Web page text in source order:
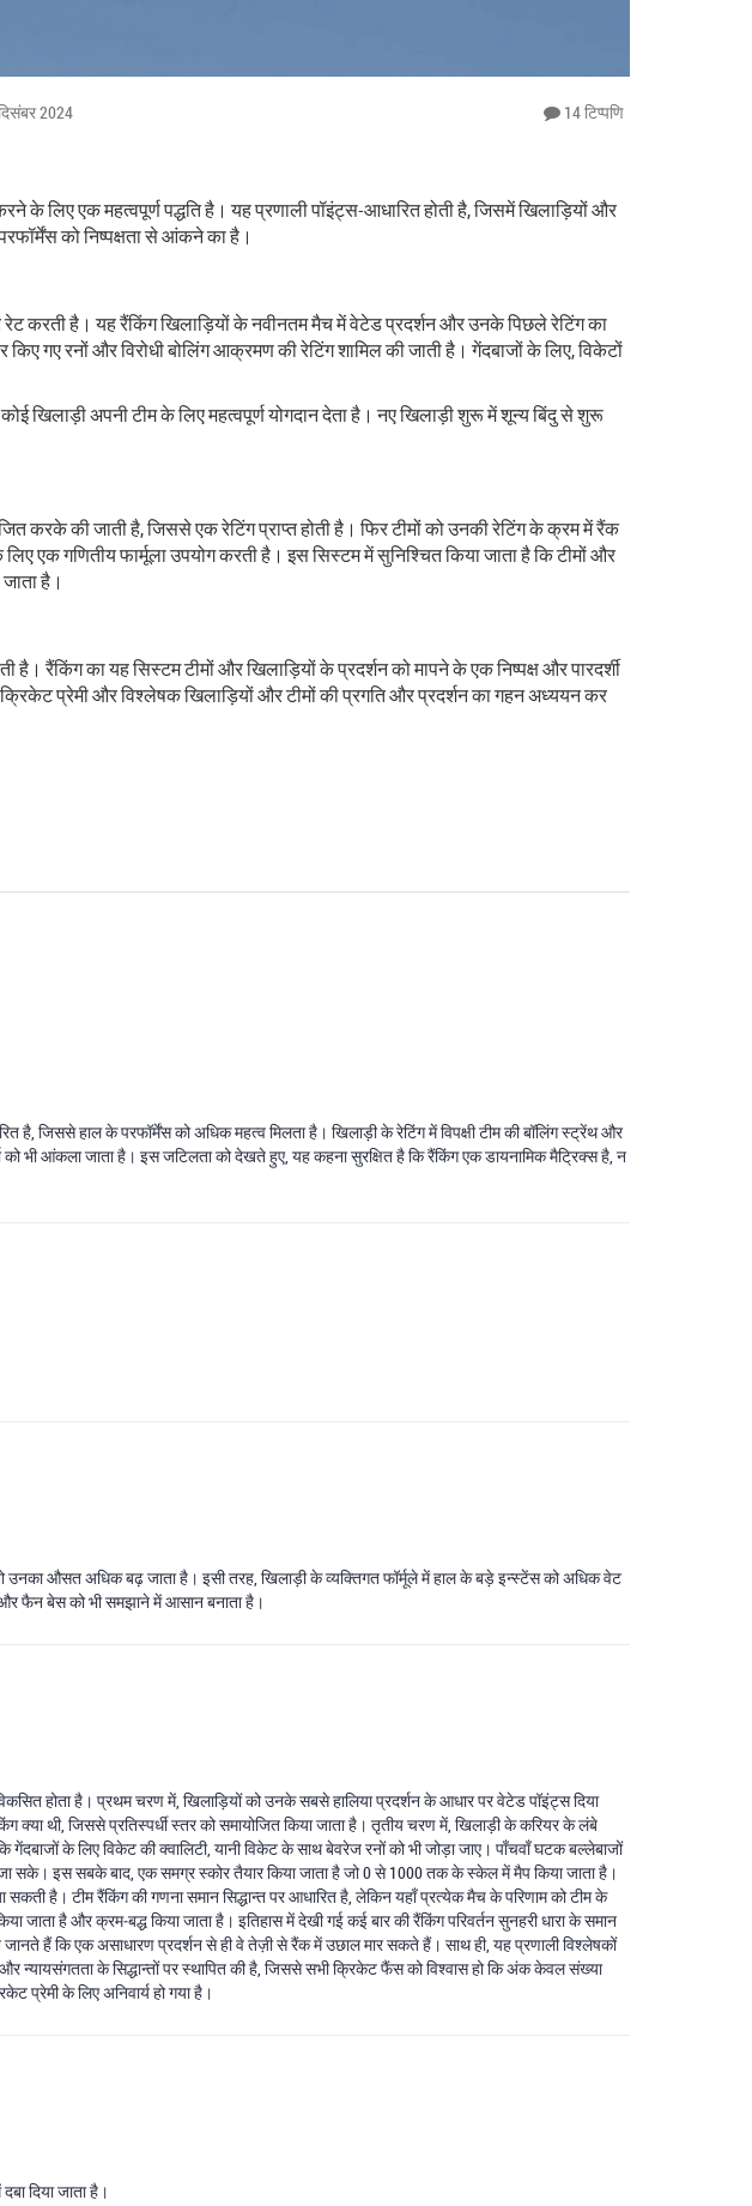
2024 14 टिप्पणि
के लिए एक महत्वपूर्ण पद्धति है। यह प्रणाली पॉइंट्स-आधारित होती है, जिसमें खिलाड़ियों और
को निष्पक्षता से आंकने का है।
करती है। यह रैंकिंग खिलाड़ियों के नवीनतम मैच में वेटेड प्रदर्शन और उनके पिछले रेटिंग का
गए रनों और विरोधी बोलिंग आक्रमण की रेटिंग शामिल की जाती है। गेंदबाजों के लिए, विकेटों
खिलाड़ी अपनी टीम के लिए महत्वपूर्ण योगदान देता है। नए खिलाड़ी शुरू में शून्य बिंदु से शुरू
करके की जाती है, जिससे एक रेटिंग प्राप्त होती है। फिर टीमों को उनकी रेटिंग के क्रम में रैंक
एक गणितीय फार्मूला उपयोग करती है। इस सिस्टम में सुनिश्चित किया जाता है कि टीमों और
है।
है। रैंकिंग का यह सिस्टम टीमों और खिलाड़ियों के प्रदर्शन को मापने के एक निष्पक्ष और पारदर्शी
प्रेमी और विश्लेषक खिलाड़ियों और टीमों की प्रगति और प्रदर्शन का गहन अध्ययन कर
जिससे हाल के परफॉर्मेंस को अधिक महत्व मिलता है। खिलाड़ी के रेटिंग में विपक्षी टीम की बॉलिंग स्ट्रेंथ और
को भी आंकला जाता है। इस जटिलता को देखते हुए, यह कहना सुरक्षित है कि रैंकिंग एक डायनामिक मैट्रिक्स है, न
उनका औसत अधिक बढ़ जाता है। इसी तरह, खिलाड़ी के व्यक्तिगत फॉर्मूले में हाल के बड़े इन्स्टेंस को अधिक वेट
और फैन बेस को भी समझाने में आसान बनाता है।
होता है। प्रथम चरण में, खिलाड़ियों को उनके सबसे हालिया प्रदर्शन के आधार पर वेटेड पॉइंट्स दिया
थी, जिससे प्रतिस्पर्धी स्तर को समायोजित किया जाता है। तृतीय चरण में, खिलाड़ी के करियर के लंबे
के लिए विकेट की क्वालिटी, यानी विकेट के साथ बेवरेज रनों को भी जोड़ा जाए। पाँचवाँ घटक बल्लेबाजों
सके। इस सबके बाद, एक समग्र स्कोर तैयार किया जाता है जो 0 से 1000 तक के स्केल में मैप किया जाता है।
है। टीम रैंकिंग की गणना समान सिद्धान्त पर आधारित है, लेकिन यहाँ प्रत्येक मैच के परिणाम को टीम के
है और क्रम‑बद्ध किया जाता है। इतिहास में देखी गई कई बार की रैंकिंग परिवर्तन सुनहरी धारा के समान
हैं कि एक असाधारण प्रदर्शन से ही वे तेज़ी से रैंक में उछाल मार सकते हैं। साथ ही, यह प्रणाली विश्लेषकों
न्यायसंगतता के सिद्धान्तों पर स्थापित की है, जिससे सभी क्रिकेट फैंस को विश्वास हो कि अंक केवल संख्या
प्रेमी के लिए अनिवार्य हो गया है।
दिया जाता है।